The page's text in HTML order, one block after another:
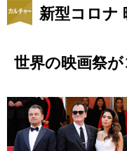
新型コロナ
世界の映画祭